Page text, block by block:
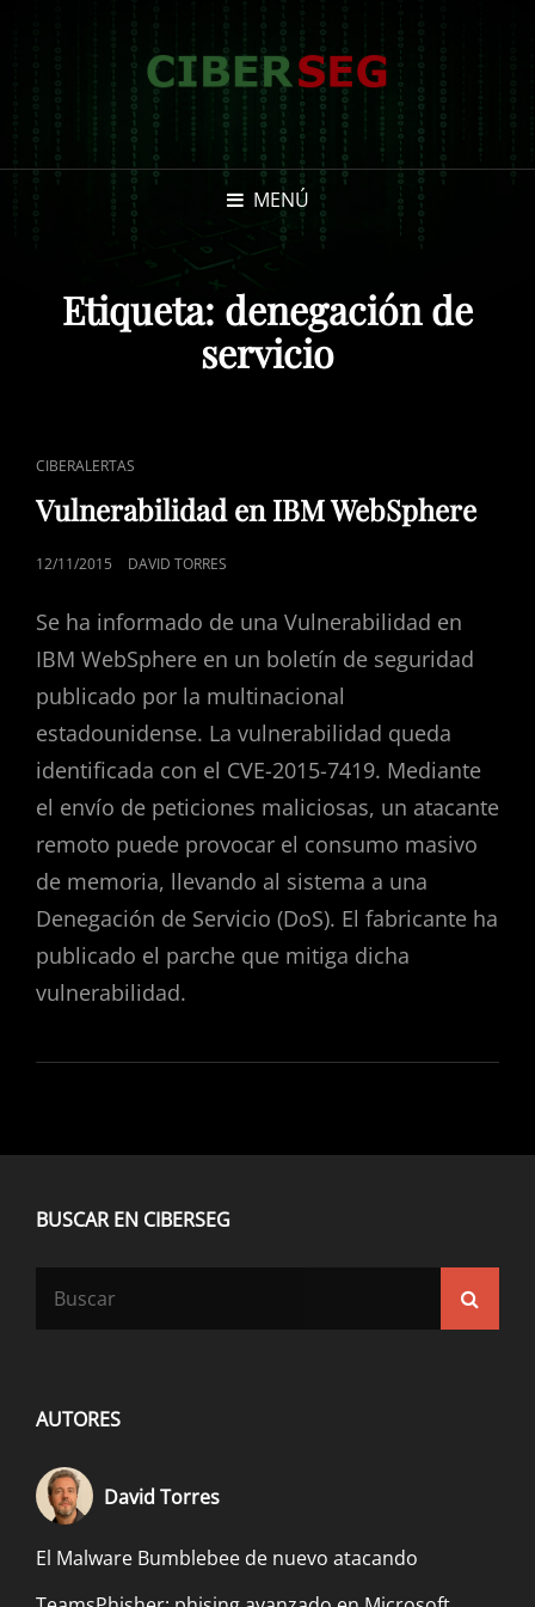
MENÚ
Etiqueta: denegación de
servicio
ENLACES
DE
CATEGORÍAS
CIBERALERTAS
Vulnerabilidad en IBM WebSphere
PUBLICADO
12/11/2015 DAVID TORRES
Se ha informado de una Vulnerabilidad en
IBM WebSphere en un boletín de seguridad
publicado por la multinacional
estadounidense. La vulnerabilidad queda
identificada con el CVE-2015-7419. Mediante
el envío de peticiones maliciosas, un atacante
remoto puede provocar el consumo masivo
de memoria, llevando al sistema a una
Denegación de Servicio (DoS). El fabricante ha
publicado el parche que mitiga dicha
vulnerabilidad.
BUSCAR EN CIBERSEG
AUTORES
David Torres
El Malware Bumblebee de nuevo atacando